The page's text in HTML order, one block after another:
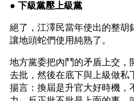
● 下級黨壓上級黨
絕了，江澤民當年使出的整胡
讓地頭蛇們使用純熟了。
地方黨委把內鬥的矛盾上交，
去批，然後在底下與上級做私
揚言：換屆是升官大好時機，